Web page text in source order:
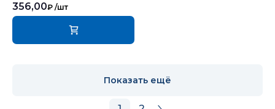
356,00₽ /шт
Показать ещё